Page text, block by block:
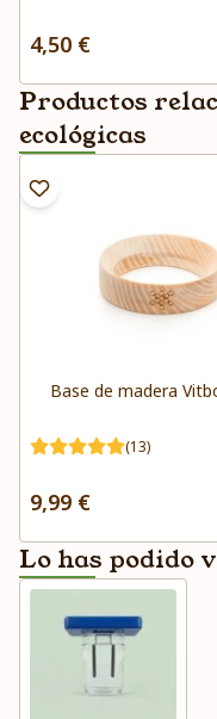
4,50 €
Productos
ecológicas
Base de madera
(13)
9,99 €
Lo has podido